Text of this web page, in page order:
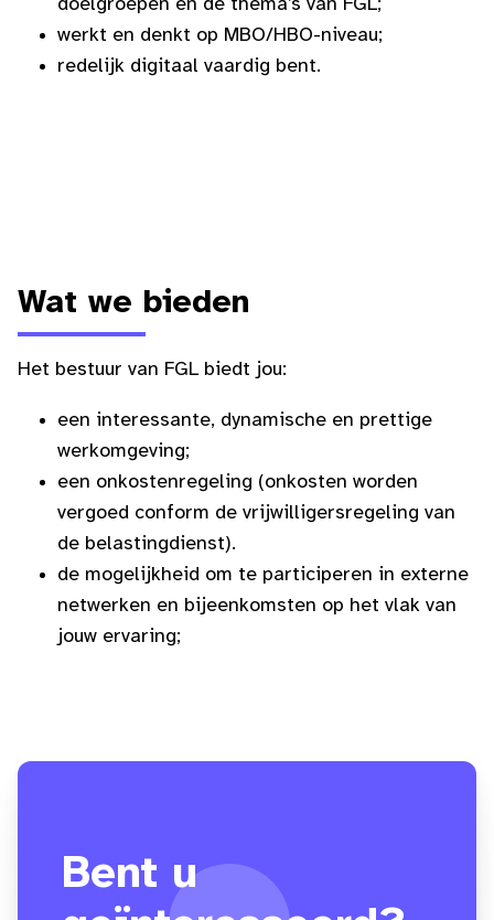
doelgroepen en de thema’s van FGL;
werkt en denkt op MBO/HBO-niveau;
redelijk digitaal vaardig bent.
Wat we bieden
Het bestuur van FGL biedt jou:
een interessante, dynamische en prettige
werkomgeving;
een onkostenregeling (onkosten worden
vergoed conform de vrijwilligersregeling van
de belastingdienst).
de mogelijkheid om te participeren in externe
netwerken en bijeenkomsten op het vlak van
jouw ervaring;
Bent u